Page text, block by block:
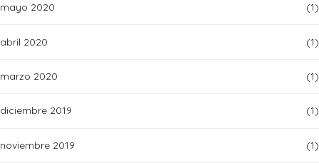
mayo 2020 (1)
abril 2020 (1)
marzo 2020 (1)
diciembre 2019 (1)
noviembre 2019 (1)